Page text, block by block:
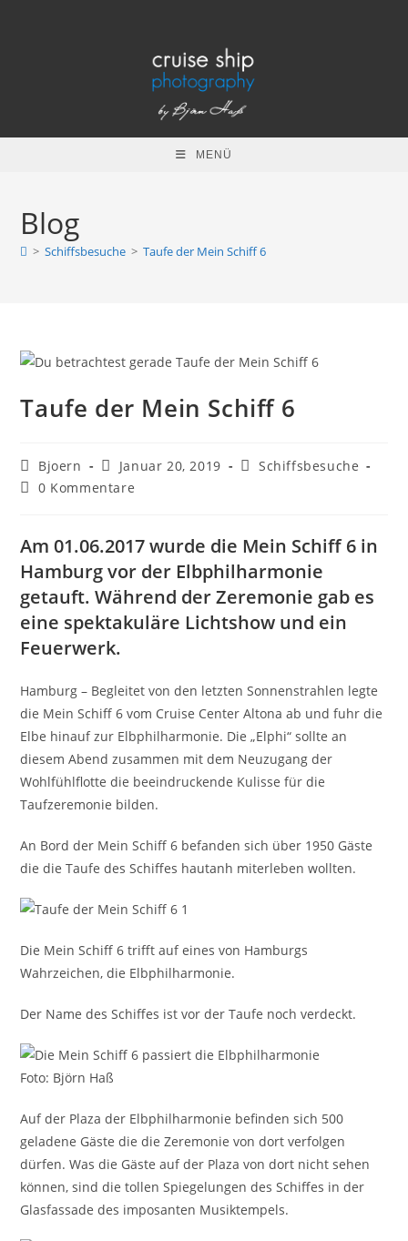
MENÜ
Blog
> Schiffsbesuche > Taufe der Mein Schiff 6
Taufe der Mein Schiff 6
Beitrags-
Autor:
Bjoern
Beitrag
veröffentlicht:
Januar 20, 2019
Beitrags-
Schiffsbesuche
Beitrags-
0 Kommentare
Am 01.06.2017 wurde die Mein Schiff 6 in
Hamburg vor der Elbphilharmonie
getauft. Während der Zeremonie gab es
eine spektakuläre Lichtshow und ein
Feuerwerk.
Hamburg – Begleitet von den letzten Sonnenstrahlen legte
die Mein Schiff 6 vom Cruise Center Altona ab und fuhr die
Elbe hinauf zur Elbphilharmonie. Die „Elphi“ sollte an
diesem Abend zusammen mit dem Neuzugang der
Wohlfühlflotte die beeindruckende Kulisse für die
Taufzeremonie bilden.
An Bord der Mein Schiff 6 befanden sich über 1950 Gäste
die die Taufe des Schiffes hautanh miterleben wollten.
Die Mein Schiff 6 trifft auf eines von Hamburgs
Wahrzeichen, die Elbphilharmonie.
Der Name des Schiffes ist vor der Taufe noch verdeckt.
Foto: Björn Haß
Auf der Plaza der Elbphilharmonie befinden sich 500
geladene Gäste die die Zeremonie von dort verfolgen
dürfen. Was die Gäste auf der Plaza von dort nicht sehen
können, sind die tollen Spiegelungen des Schiffes in der
Glasfassade des imposanten Musiktempels.